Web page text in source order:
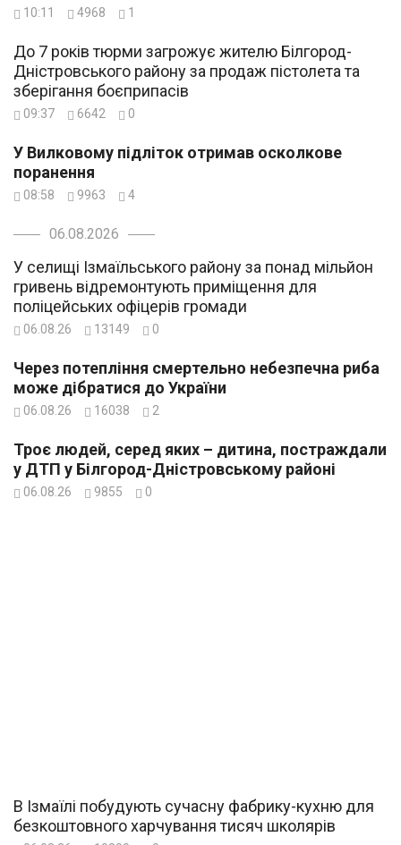
10:11 4968 1
До 7 років тюрми загрожує жителю Білгород-
Дністровського району за продаж пістолета та
зберігання боєприпасів
09:37 6642 0
У Вилковому підліток отримав осколкове
поранення
08:58 9963 4
06.08.2026
У селищі Ізмаїльського району за понад мільйон
гривень відремонтують приміщення для
поліцейських офіцерів громади
06.08.26 13149 0
Через потепління смертельно небезпечна риба
може дібратися до України
06.08.26 16038 2
Троє людей, серед яких – дитина, постраждали
у ДТП у Білгород-Дністровському районі
06.08.26 9855 0
В Ізмаїлі побудують сучасну фабрику-кухню для
безкоштовного харчування тисяч школярів